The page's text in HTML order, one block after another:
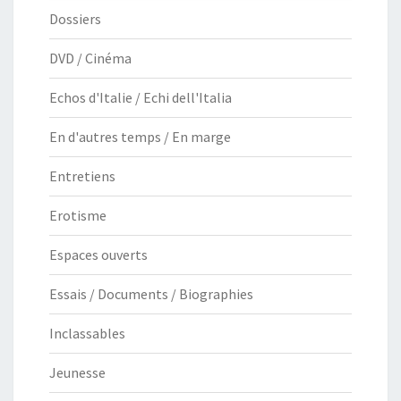
Dossiers
DVD / Cinéma
Echos d'Italie / Echi dell'Italia
En d'autres temps / En marge
Entretiens
Erotisme
Espaces ouverts
Essais / Documents / Biographies
Inclassables
Jeunesse